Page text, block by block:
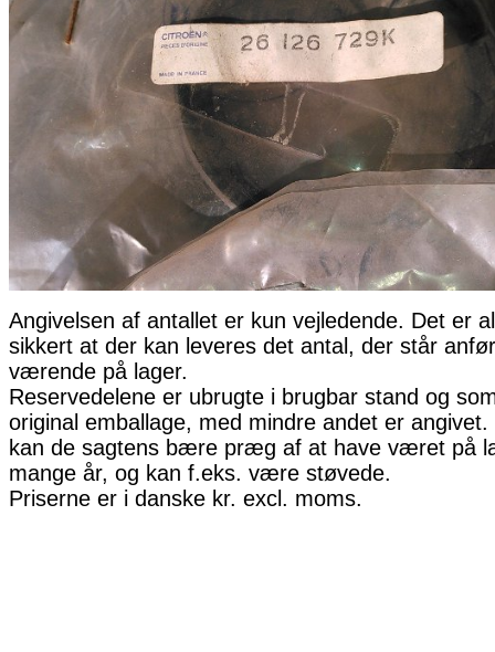
Angivelsen af antallet er kun vejledende. Det er
sikkert at der kan leveres det antal, der står
værende på lager.
Reservedelene er ubrugte i brugbar stand og
original emballage, med mindre andet er angivet.
kan de sagtens bære præg af at have været på
mange år, og kan f.eks. være støvede.
Priserne er i danske kr. excl. moms.